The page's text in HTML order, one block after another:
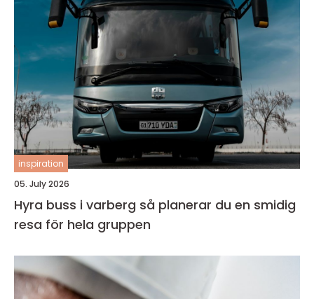
inspiration
05. July 2026
Hyra buss i varberg så planerar du en smidig
resa för hela gruppen